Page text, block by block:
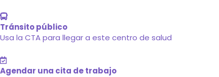
Public Transportation
Tránsito público
Usa la CTA para llegar a este centro de salud
Agendar una cita de trabajo
Agendar una cita de trabajo